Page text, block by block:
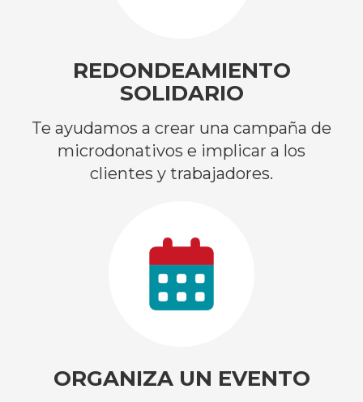
REDONDEAMIENTO
SOLIDARIO
Te ayudamos a crear una campaña de
microdonativos e implicar a los
clientes y trabajadores.
ORGANIZA UN EVENTO